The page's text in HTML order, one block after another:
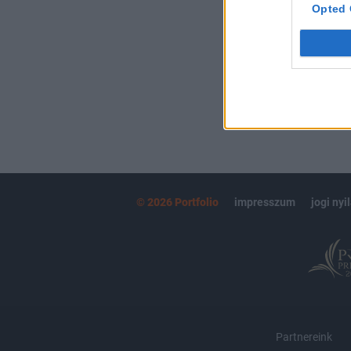
Opted
MÁR
© 2026 Portfolio impresszum jogi
Partnereink